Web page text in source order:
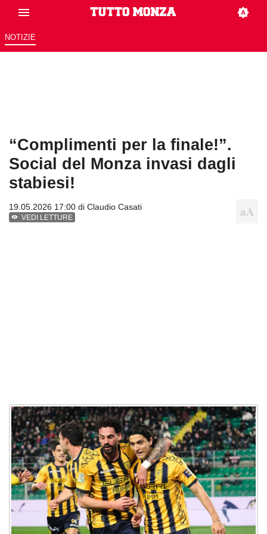
NOTIZIE
“Complimenti per la finale!”.
Social del Monza invasi dagli
stabiesi!
19.05.2026 17:00 di Claudio Casati
VEDI LETTURE